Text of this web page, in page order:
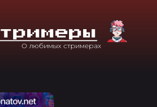
Тримеры